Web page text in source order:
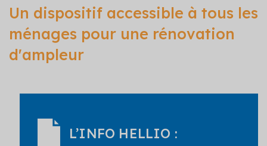
Un dispositif accessible à tous les
ménages pour une rénovation
d'ampleur
L’INFO HELLIO :